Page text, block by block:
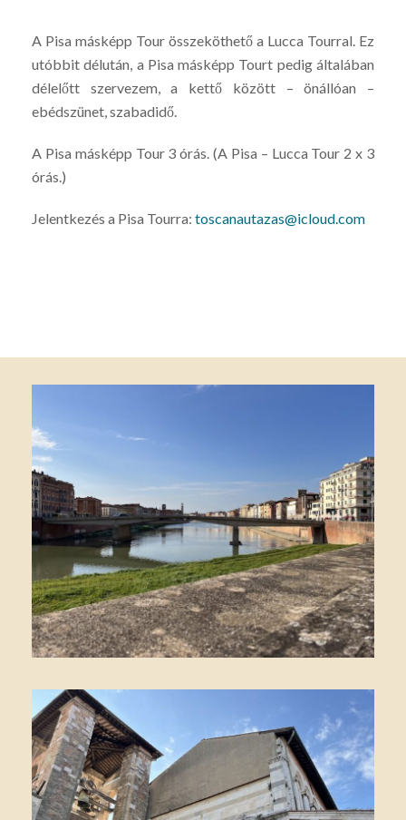
A Pisa másképp Tour összeköthető a Lucca Tourral. Ez
utóbbit délután, a Pisa másképp Tourt pedig általában
délelőtt szervezem, a kettő között – önállóan –
ebédszünet, szabadidő.
A Pisa másképp Tour 3 órás. (A Pisa – Lucca Tour 2 x 3
órás.)
Jelentkezés a Pisa Tourra: toscanautazas@icloud.com